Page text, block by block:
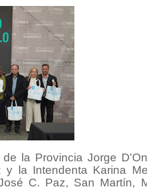
la Provincia Jorge
y la Intendenta Karina
C. Paz, San Martín,